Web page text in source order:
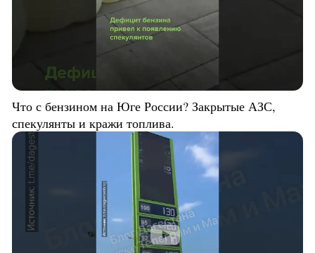
Что с бензином на Юге России? Закрытые АЗС,
спекулянты и кражи топлива.